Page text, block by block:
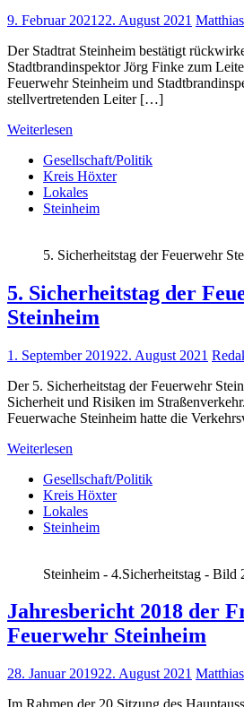
9. Februar 2021 22. August 2021
Der Stadtrat Steinheim bestätigt
Stadtbrandinspektor Jörg Finke zum
Feuerwehr Steinheim und
stellvertretenden Leiter […]
Weiterlesen
Gesellschaft/Politik
Kreis Höxter
Lokales
Steinheim
5. Sicherheitstag der Feuerwehr
5. Sicherheitstag der
Steinheim
1. September 201922. August 2021
Der 5. Sicherheitstag der Feuerwehr
Sicherheit und Risiken im
Feuerwache Steinheim hatte die
Weiterlesen
Gesellschaft/Politik
Kreis Höxter
Lokales
Steinheim
Steinheim - 4.Sicherheitstag - Bild
Jahresbericht 2018 der
Feuerwehr Steinheim
28. Januar 201922. August 2021